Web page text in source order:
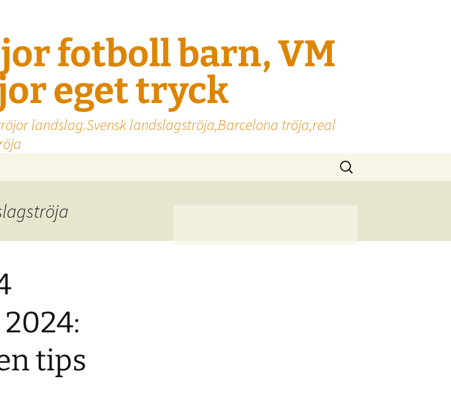
fotboll barn, VM
eget tryck
landslag.Svensk landslagströja,Barcelona tröja,real
Sök
efter:
tips